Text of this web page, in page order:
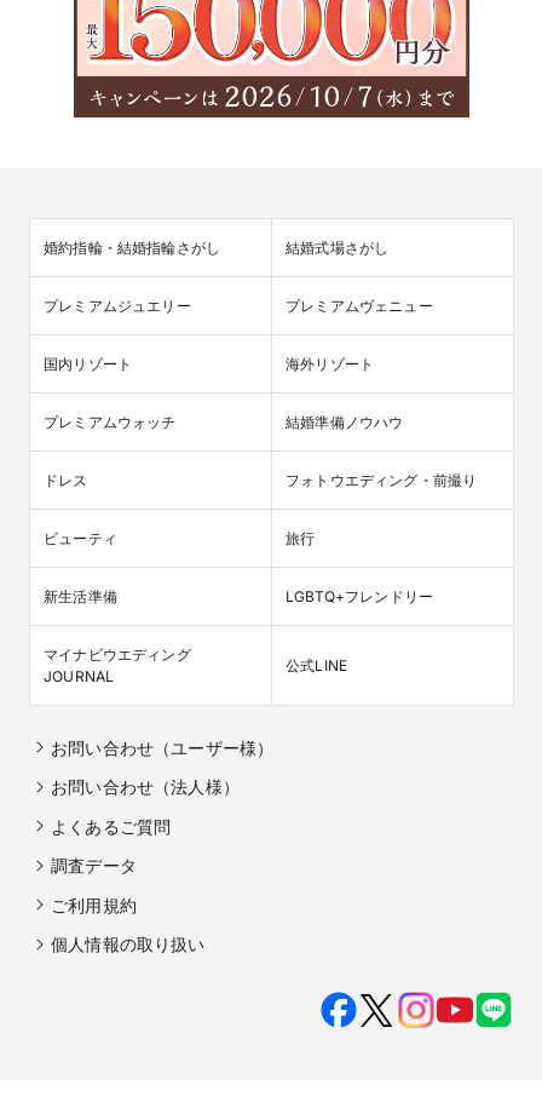
婚約指輪・結婚指輪さがし 結婚式場さがし
プレミアムジュエリー プレミアムヴェニュー
国内リゾート 海外リゾート
プレミアムウォッチ 結婚準備ノウハウ
ドレス フォトウエディング・前撮り
ビューティ 旅行
新生活準備 LGBTQ+フレンドリー
マイナビウエディング
JOURNAL
公式LINE
お問い合わせ（ユーザー様）
お問い合わせ（法人様）
よくあるご質問
調査データ
ご利用規約
個人情報の取り扱い